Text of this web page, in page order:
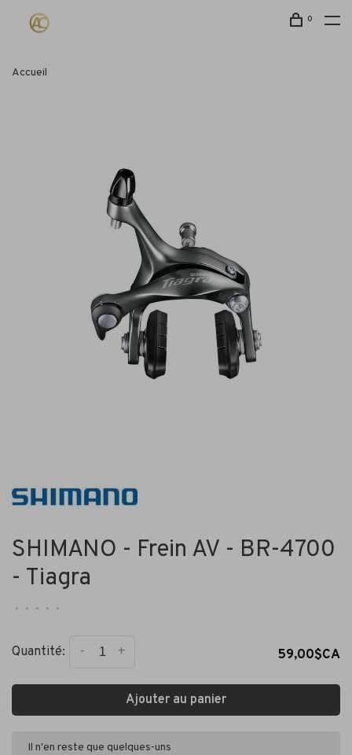
0
Accueil
SHIMANO - Frein AV - BR-4700
- Tiagra
• • • • •
Quantité: +
- 59,00$CA
Ajouter au panier
Il n'en reste que quelques-uns